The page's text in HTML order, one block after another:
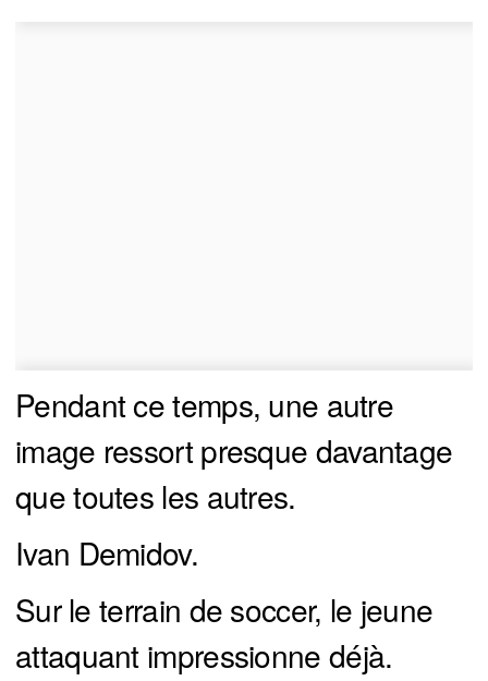
Pendant ce temps, une autre
image ressort presque davantage
que toutes les autres.
Ivan Demidov.
Sur le terrain de soccer, le jeune
attaquant impressionne déjà.